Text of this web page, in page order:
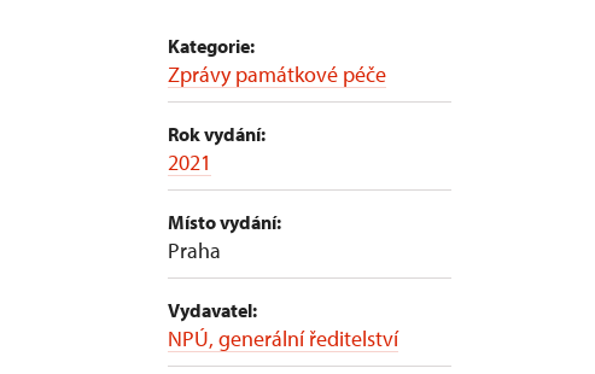
Kategorie:
Zprávy památkové péče
Rok vydání:
2021
Místo vydání:
Praha
Vydavatel:
NPÚ, generální ředitelství